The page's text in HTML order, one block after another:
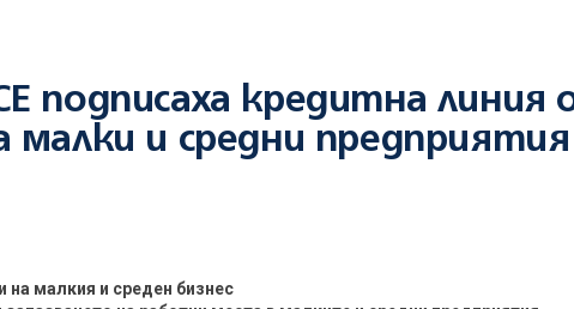
подписаха кредитна линия
малки и средни
на малкия и среден бизнес